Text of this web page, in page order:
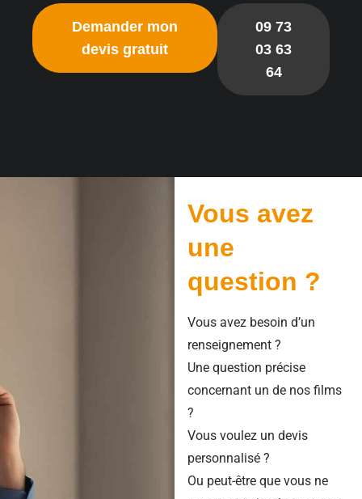
Demander mon
devis gratuit
09 73
03 63
64
Vous avez
une
question ?
Vous avez besoin d’un
renseignement ?
Une question précise
concernant un de nos films
?
Vous voulez un devis
personnalisé ?
Ou peut-être que vous ne